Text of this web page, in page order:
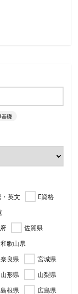
基礎
英文
E資格
佐賀県
和歌山県
奈良県
宮城県
山形県
山梨県
島根県 広島県